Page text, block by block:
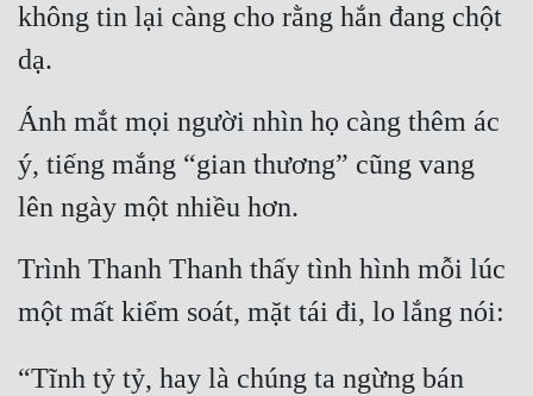
không tin lại càng cho rằng hắn đang chột
dạ.
Ánh mắt mọi người nhìn họ càng thêm ác
ý, tiếng mắng “gian thương” cũng vang
lên ngày một nhiều hơn.
Trình Thanh Thanh thấy tình hình mỗi lúc
một mất kiểm soát, mặt tái đi, lo lắng nói:
“Tĩnh tỷ tỷ, hay là chúng ta ngừng bán